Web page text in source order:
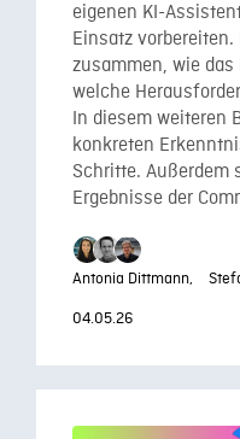
eigenen KI-
Einsatz
zusammen, wie
welche
In diesem weiteren
konkreten
Schritte. Außerdem
Ergebnisse der
Antonia Dittmann,
04.05.26